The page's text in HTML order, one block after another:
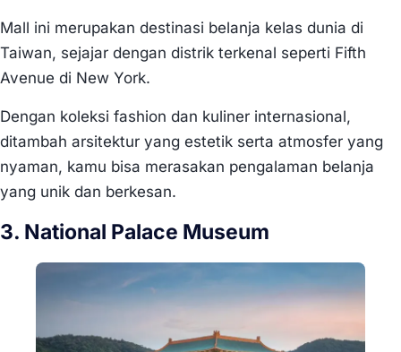
Mall ini merupakan destinasi belanja kelas dunia di
Taiwan, sejajar dengan distrik terkenal seperti Fifth
Avenue di New York.
Dengan koleksi fashion dan kuliner internasional,
ditambah arsitektur yang estetik serta atmosfer yang
nyaman, kamu bisa merasakan pengalaman belanja
yang unik dan berkesan.
3. National Palace Museum